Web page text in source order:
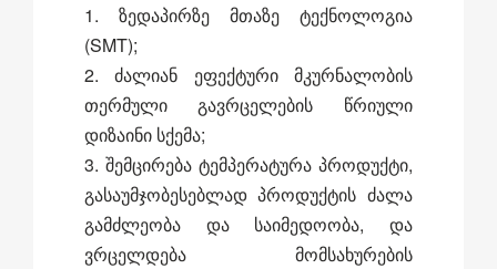
1. ზედაპირზე მთაზე ტექნოლოგია
(SMT);
2. ძალიან ეფექტური მკურნალობის
თერმული გავრცელების წრიული
დიზაინი სქემა;
3. შემცირება ტემპერატურა პროდუქტი,
გასაუმჯობესებლად პროდუქტის ძალა
გამძლეობა და საიმედოობა, და
ვრცელდება მომსახურების